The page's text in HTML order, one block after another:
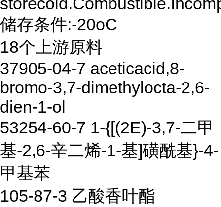
储存条件:-20oC
18个上游原料
37905-04-7 aceticacid,8-
bromo-3,7-dimethylocta-2,6-
dien-1-ol
53254-60-7 1-{[(2E)-3,7-二甲
基-2,6-辛二烯-1-基]磺酰基}-4-
甲基苯
105-87-3 乙酸香叶酯